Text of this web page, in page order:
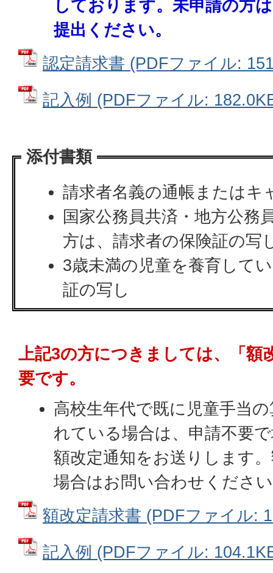
しております。未申請の方
提出ください。
認定請求書 (PDFファイル:
記入例 (PDFファイル:
添付書類
請求者名義の通帳またはキ
国家公務員共済・地方公務
方は、請求者の保険証の写
3歳未満の児童を養育して
証の写し
上記3の方につきましては、「額
要です。
高校生年代で既に児童手当
れている場合は、申請不要
額改定通知をお送りします
場合はお問い合わせくださ
額改定請求書 (PDFファイル:
記入例 (PDFファイル: